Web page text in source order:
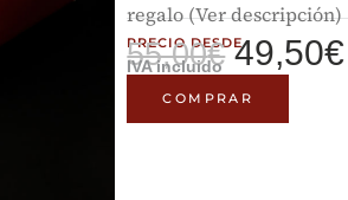
regalo (Ver descripción)
PRECIO DESDE
55,00€ 49,50€
IVA incluido
COMPRAR